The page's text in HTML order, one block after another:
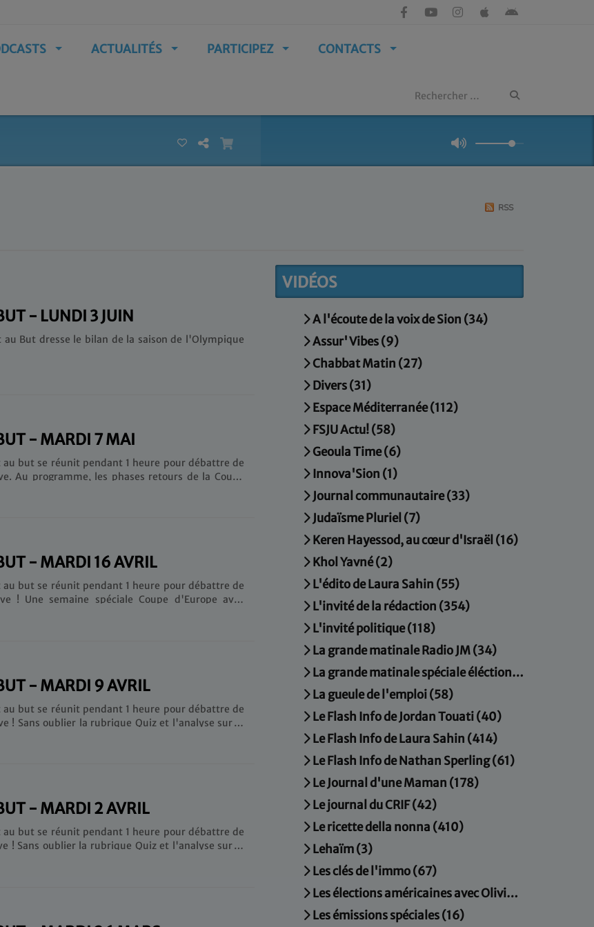
ACTUALITÉS PARTICIPEZ CONTACTS
RSS
- LUNDI 3 JUIN
au But dresse le bilan de la saison de l'Olympique
- MARDI 7 MAI
au but se réunit pendant 1 heure pour débattre de
Coupe
- MARDI 16 AVRIL
au but se réunit pendant 1 heure pour débattre de
avec
- MARDI 9 AVRIL
au but se réunit pendant 1 heure pour débattre de
! Sans oublier la rubrique Quiz et l'analyse sur le
- MARDI 2 AVRIL
au but se réunit pendant 1 heure pour débattre de
sur le
VIDÉOS
A l'écoute de la voix de Sion (34)
Assur' Vibes (9)
Chabbat Matin (27)
Divers (31)
Espace Méditerranée (112)
FSJU Actu! (58)
Geoula Time (6)
Innova'Sion (1)
Journal communautaire (33)
Judaïsme Pluriel (7)
Keren Hayessod, au cœur d'Israël (16)
Khol Yavné (2)
L'édito de Laura Sahin (55)
L'invité de la rédaction (354)
L'invité politique (118)
La grande matinale Radio JM (34)
La grande matinale spéciale éléctions municipales (15)
La gueule de l'emploi (58)
Le Flash Info de Jordan Touati (40)
Le Flash Info de Laura Sahin (414)
Le Flash Info de Nathan Sperling (61)
Le Journal d'une Maman (178)
Le journal du CRIF (42)
Le ricette della nonna (410)
Lehaïm (3)
Les clés de l'immo (67)
Les élections américaines avec Olivier Mortier (4)
Les émissions spéciales (16)